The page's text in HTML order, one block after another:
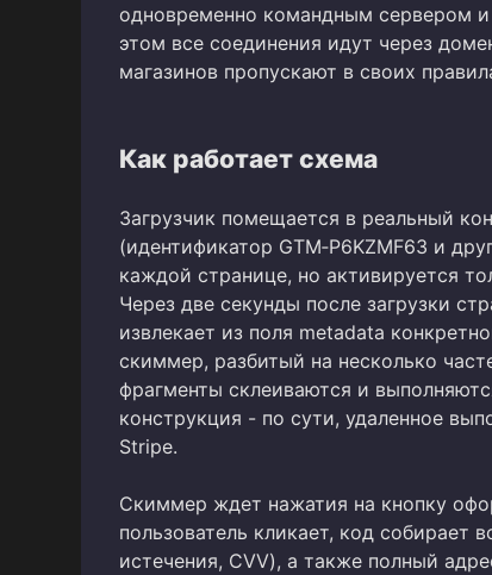
одновременно командным сервером
этом все соединения идут через
магазинов пропускают в своих
Как работает схема
Загрузчик помещается в реальный
(идентификатор GTM‑P6KZMF63 и
каждой странице, но активируется
Через две секунды после загрузки
извлекает из поля metadata
скиммер, разбитый на несколько
фрагменты склеиваются и
конструкция - по сути, удаленное
Stripe.
Скиммер ждет нажатия на кнопку
пользователь кликает, код собирает
истечения, CVV), а также полный